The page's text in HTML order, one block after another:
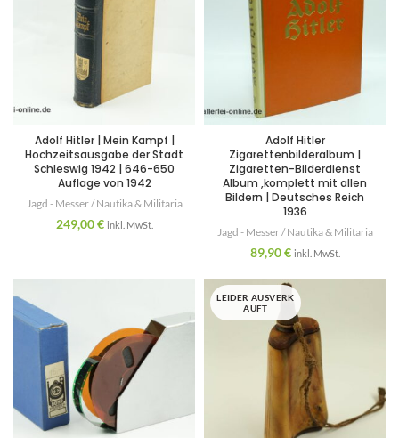
Adolf Hitler | Mein Kampf |
Hochzeitsausgabe der Stadt
Schleswig 1942 | 646-650
Auflage von 1942
Jagd - Messer / Nautika & Militaria
249,00€ inkl. MwSt.
Adolf Hitler
Zigarettenbilderalbum |
Zigaretten-Bilderdienst
Album ,komplett mit allen
Bildern | Deutsches Reich
1936
Jagd - Messer / Nautika & Militaria
89,90€ inkl. MwSt.
LEIDER AUSVERK
AUFT